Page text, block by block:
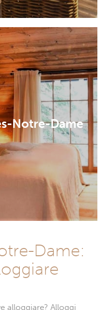
Notre-Dame
Dame:
alloggiare? Alloggi